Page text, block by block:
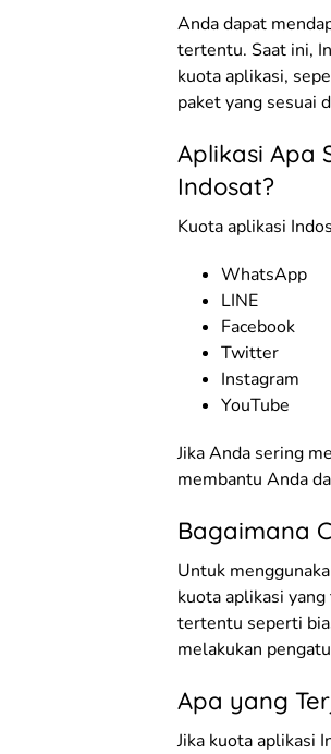
Anda dapat
tertentu. Saat ini,
kuota aplikasi,
paket yang sesuai
Aplikasi Apa
Indosat?
Kuota aplikasi
WhatsApp
LINE
Facebook
Twitter
Instagram
YouTube
Jika Anda sering
membantu Anda
Bagaimana
Untuk
kuota aplikasi
tertentu seperti
melakukan
Apa yang
Jika kuota aplikasi